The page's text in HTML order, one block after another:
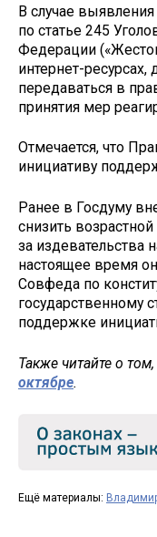
В случае
по статье 245
Федерации
интернет-
передаваться в
принятия мер
Отмечается, что
инициативу
Ранее в Госдуму
снизить
за издевательства
настоящее время
Совфеда по
государственному
поддержке
Также читайте о
октябре.
Ещё материалы: